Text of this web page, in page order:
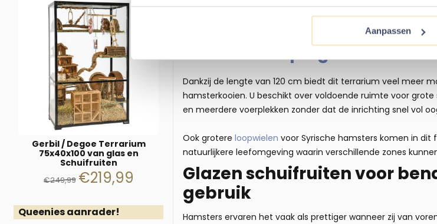
Aanpassen
Gerbil / Degoe Terrarium
75x40x100 van glas en
Schuifruiten
€249,99 €219,99
Queenies aanrader!
natuurlijker en gevarieerder inrichten met meerdere zones
Syrische Hamster
Hamsterscaping
Dankzij de lengte van 120 cm biedt dit terrarium veel meer
hamsterkooien. U beschikt over voldoende ruimte voor
en meerdere voerplekken zonder dat de inrichting snel vol
Ook grotereloopwielen voor Syrische hamsters komen in
natuurlijkere leefomgeving waarin verschillende zones
Glazen schuifruiten voor
gebruik
Hamsters ervaren het vaak als prettiger wanneer zij van